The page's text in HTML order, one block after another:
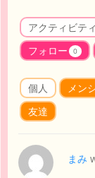
アクティビティ
フォロー 0
個人 メン
友達
まみ